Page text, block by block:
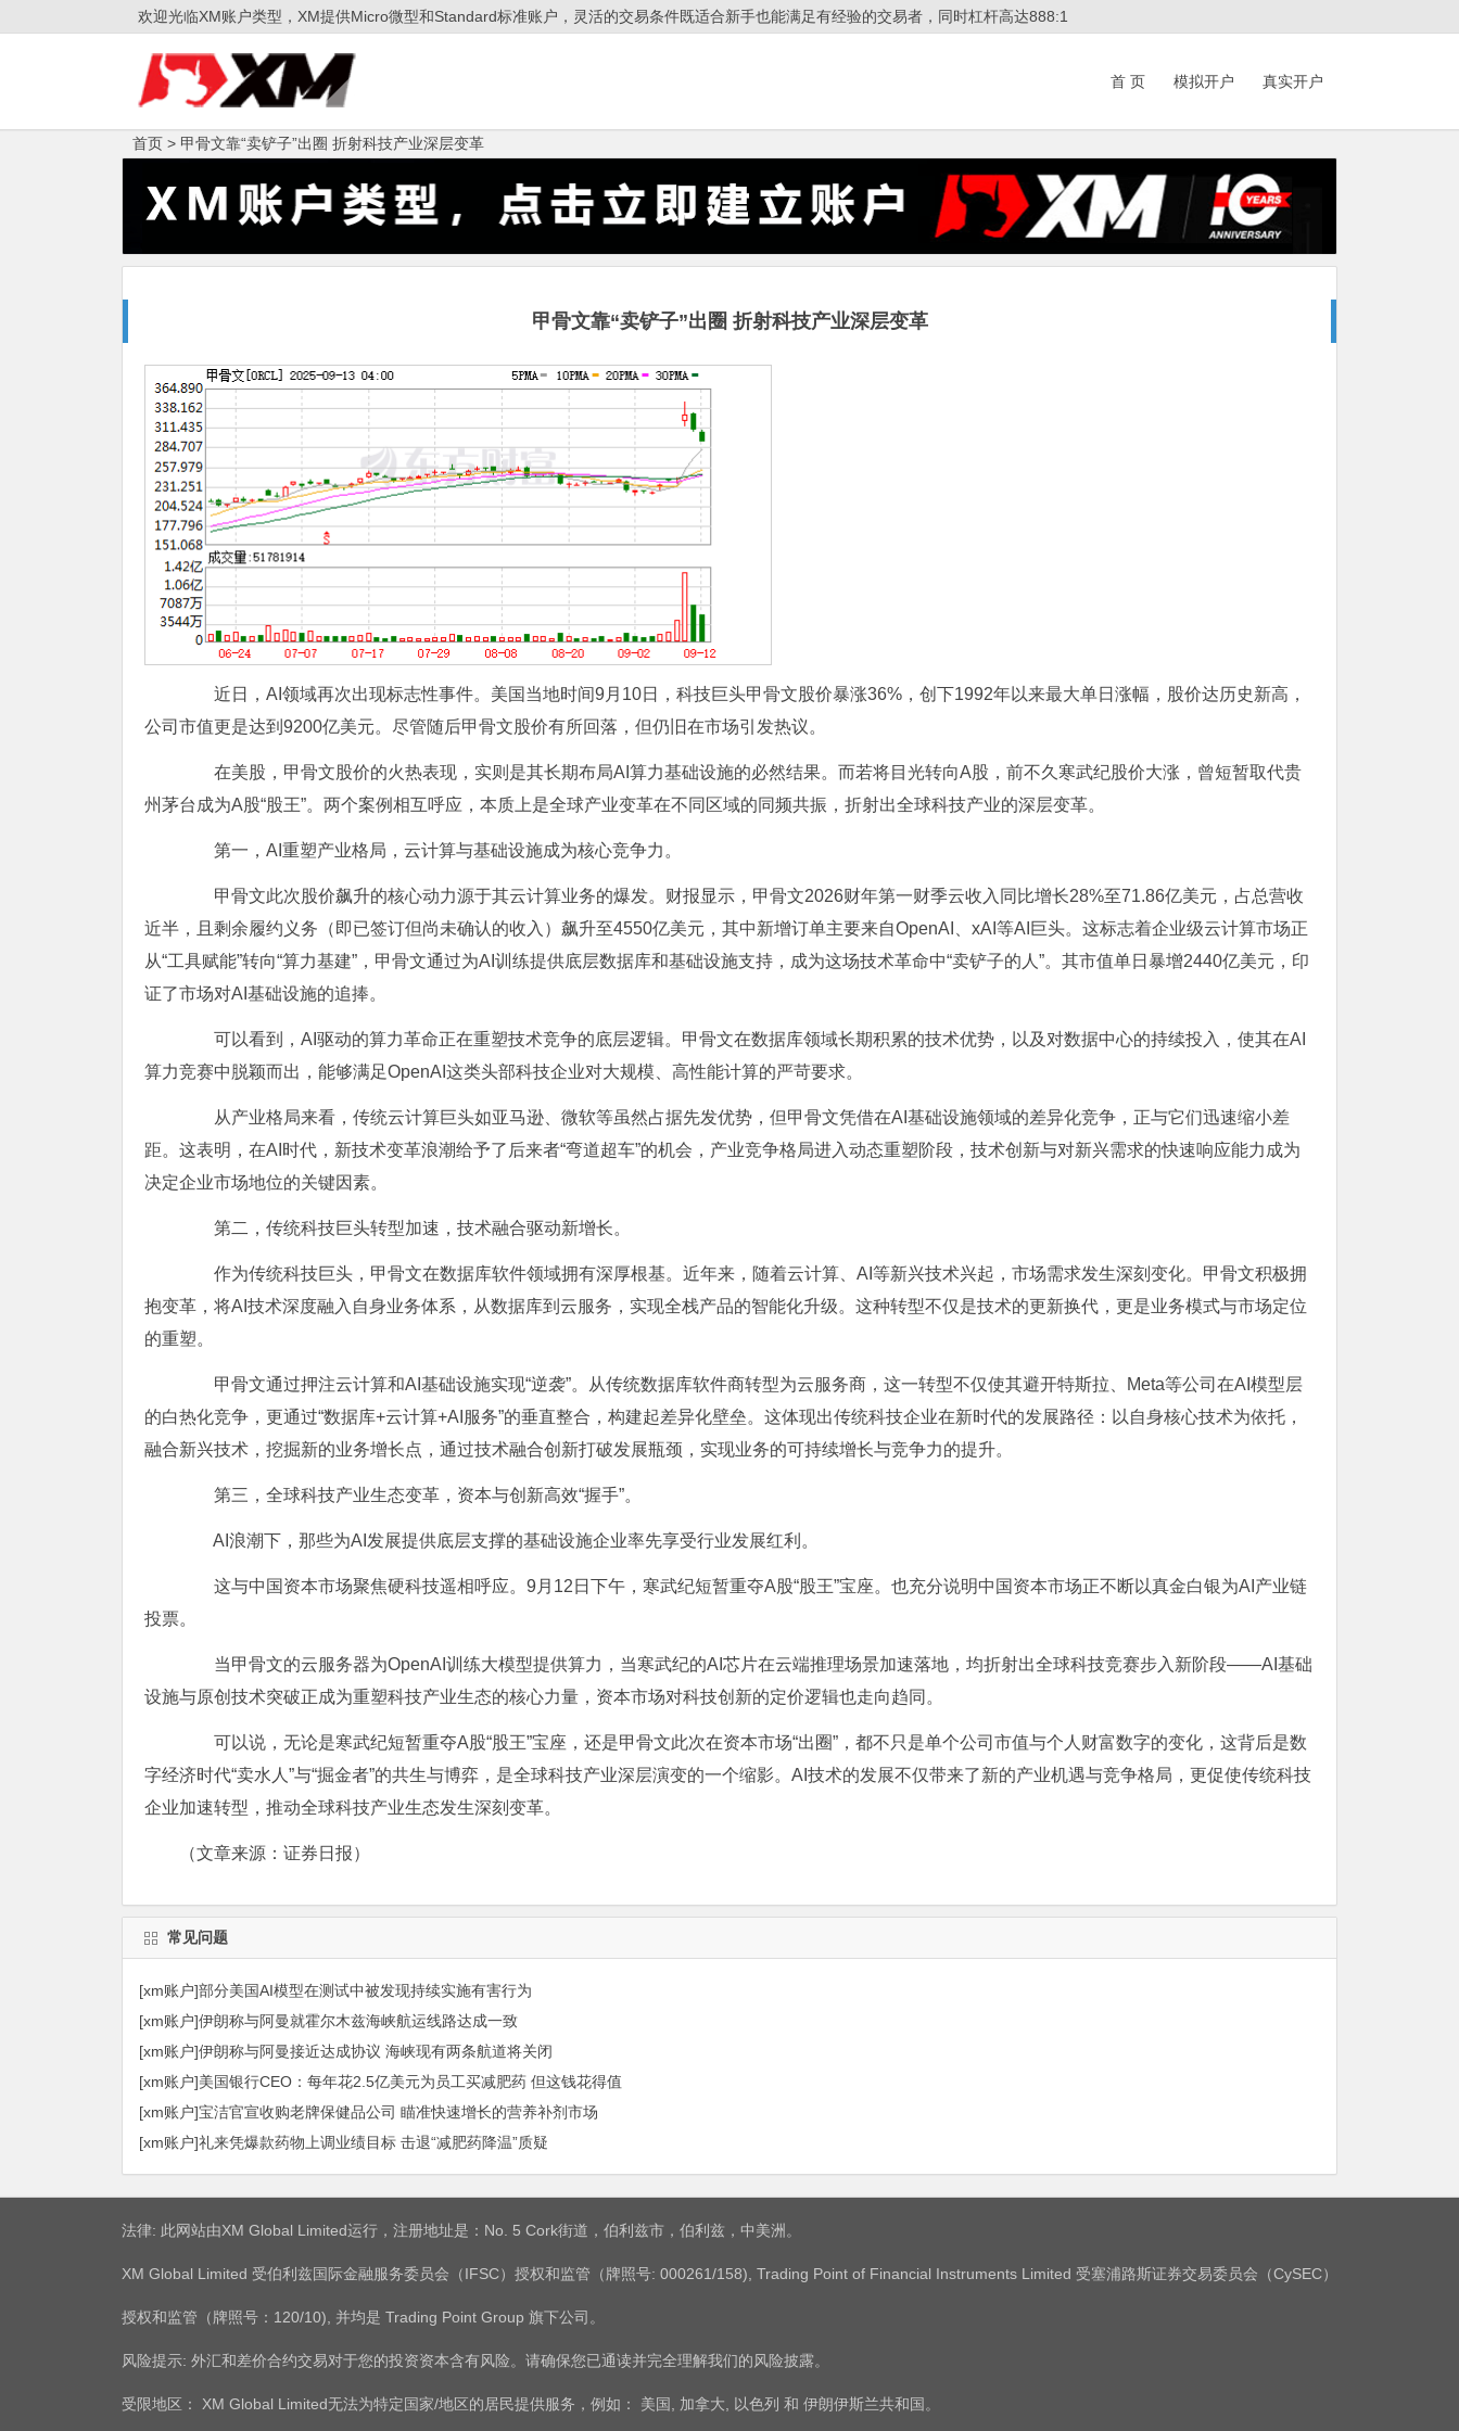
欢迎光临XM账户类型，XM提供Micro微型和Standard标准账户，灵活的交易条件既适合新手也能满足有经验的交易者，同时杠杆高达888:1
首 页 模拟开户 真实开户
首页 > 甲骨文靠“卖铲子”出圈 折射科技产业深层变革
甲骨文靠“卖铲子”出圈 折射科技产业深层变革
近日，AI领域再次出现标志性事件。美国当地时间9月10日，科技巨头甲骨文 股价暴涨36%，创下1992年以来最大单日涨幅，股价达历史新高，
公司市值更是达到9200亿美元。尽管随后甲骨文 股价有所回落，但仍旧在市场引发热议。
在美股， 甲骨文 股价的火热表现，实则是其长期布局AI算力基础设施的必然结果。而若将目光转向A股，前不久寒武纪股价大涨，曾短暂取代贵
州茅台 成为A股“股王”。两个案例相互呼应，本质上是全球产业变革在不同区域的同频共振，折射出全球科技产业的深层变革。
第一，AI重塑产业格局， 云计算与基础设施成为核心竞争力。
甲骨文此次股价飙升的核心动力源于其云计算业务的爆发。财报显示，甲骨文2026财年第一财季云收入同比增长28%至71.86亿美元，占总营收
近半，且剩余履约义务（即已签订但尚未确认的收入）飙升至4550亿美元，其中新增订单主要来自OpenAI、xAI等AI巨头。这标志着企业级云计算市场正
从“工具赋能”转向“算力基建”，甲骨文通过为AI训练提供底层数据库和基础设施支持，成为这场技术革命中“卖铲子的人”。其市值单日暴增2440亿美元，印
证了市场对AI基础设施的追捧。
可以看到，AI驱动的算力革命正在重塑技术竞争的底层逻辑。甲骨文在数据库领域长期积累的技术优势，以及对数据中心的持续投入，使其在AI
算力竞赛中脱颖而出，能够满足OpenAI这类头部科技企业对大规模、高性能计算的严苛要求。
从产业格局来看，传统云计算巨头如亚马逊 微软等虽然占据先发优势，但甲骨文凭借在AI基础设施领域的差异化竞争，正与它们迅速缩小差
距。这表明，在AI时代，新技术变革浪潮给予了后来者“弯道超车”的机会，产业竞争格局进入动态重塑阶段，技术创新与对新兴需求的快速响应能力成为
决定企业市场地位的关键因素。
第二，传统科技巨头转型加速，技术融合驱动新增长。
作为传统科技巨头，甲骨文在数据库软件领域拥有深厚根基。近年来，随着云计算、AI等新兴技术兴起，市场需求发生深刻变化。甲骨文积极拥
抱变革，将AI技术深度融入自身业务体系，从数据库到云服务，实现全栈产品的智能化升级。这种转型不仅是技术的更新换代，更是业务模式与市场定位
的重塑。
甲骨文通过押注云计算和AI基础设施实现“逆袭”。从传统数据库软件商转型为云服务商，这一转型不仅使其避开特斯拉 、Meta等公司在AI模型层
的白热化竞争，更通过“数据库+云计算+AI服务”的垂直整合，构建起差异化壁垒。这体现出传统科技企业在新时代的发展路径：以自身核心技术为依托，
融合新兴技术，挖掘新的业务增长点，通过技术融合创新打破发展瓶颈，实现业务的可持续增长与竞争力的提升。
第三，全球科技产业生态变革，资本与创新高效“握手”。
AI浪潮下，那些为AI发展提供底层支撑的基础设施企业率先享受行业发展红利。
这与中国资本市场聚焦硬科技遥相呼应。9月12日下午，寒武纪短暂重夺A股“股王”宝座。也充分说明中国资本市场正不断以真金白银为AI产业链
投票。
当甲骨文的云服务器为OpenAI训练大模型提供算力，当寒武纪的AI芯片在云端推理场景加速落地，均折射出全球科技竞赛步入新阶段——AI基础
设施与原创技术突破正成为重塑科技产业生态的核心力量，资本市场对科技创新的定价逻辑也走向趋同。
可以说，无论是寒武纪短暂重夺A股“股王”宝座，还是甲骨文此次在资本市场“出圈”，都不只是单个公司市值与个人财富数字的变化，这背后是数
字经济时代“卖水人”与“掘金者”的共生与博弈，是全球科技产业深层演变的一个缩影。AI技术的发展不仅带来了新的产业机遇与竞争格局，更促使传统科技
企业加速转型，推动全球科技产业生态发生深刻变革。
（文章来源： 证券 日报）
常见问题
[xm账户]部分美国AI模型在测试中被发现持续实施有害行为
[xm账户]伊朗称与阿曼就霍尔木兹海峡航运线路达成一致
[xm账户]伊朗称与阿曼接近达成协议 海峡现有两条航道将关闭
[xm账户]美国银行CEO：每年花2.5亿美元为员工买减肥药 但这钱花得值
[xm账户]宝洁官宣收购老牌保健品公司 瞄准快速增长的营养补剂市场
[xm账户]礼来凭爆款药物上调业绩目标 击退“减肥药降温”质疑
法律: 此网站由XM Global Limited运行，注册地址是：No. 5 Cork街道，伯利兹市，伯利兹，中美洲。
XM Global Limited 受伯利兹国际金融服务委员会（IFSC）授权和监管（牌照号: 000261/158), Trading Point of Financial Instruments Limited 受塞浦路斯证券交易委员会（CySEC）
授权和监管（牌照号：120/10), 并均是 Trading Point Group 旗下公司。
风险提示: 外汇和差价合约交易对于您的投资资本含有风险。请确保您已通读并完全理解我们的风险披露。
受限地区： XM Global Limited无法为特定国家/地区的居民提供服务，例如： 美国, 加拿大, 以色列 和 伊朗伊斯兰共和国。